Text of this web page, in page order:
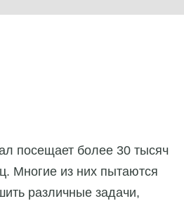
посещает более 30 тысяч
Многие из них пытаются
различные задачи,